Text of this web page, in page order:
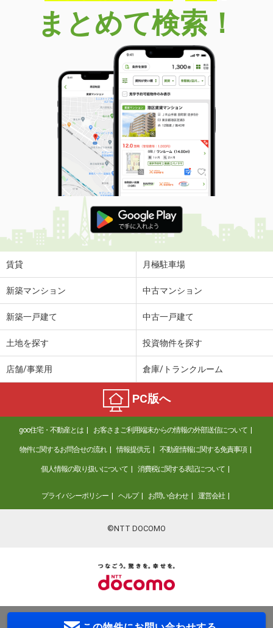
まとめて検索！
賃貸 月極駐車場
新築マンション 中古マンション
新築一戸建て 中古一戸建て
土地を探す 投資物件を探す
店舗/事業用 倉庫/トランクルーム
PC版へ
goo住宅・不動産とは お客さまご利用端末からの情報の外部送信について
物件に関するお問合せの流れ 情報提供元 不動産情報に関する免責事項
個人情報の取り扱いについて 消費税に関する表記について
プライバシーポリシー ヘルプ お問い合わせ 運営会社
©NTT DOCOMO